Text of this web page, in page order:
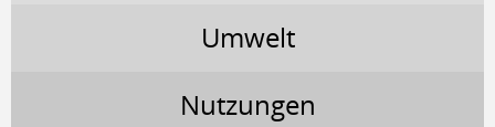
Umwelt
Nutzungen